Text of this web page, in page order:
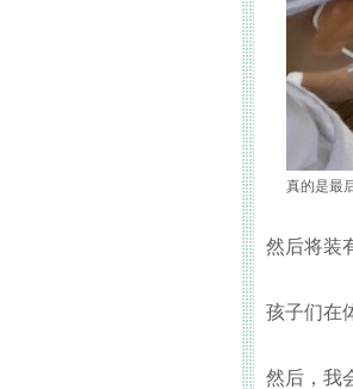
真的是最
然后将装
孩子们在
然后，我